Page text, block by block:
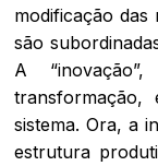
modificação
são
A
sistema. Ora, a
estrutura